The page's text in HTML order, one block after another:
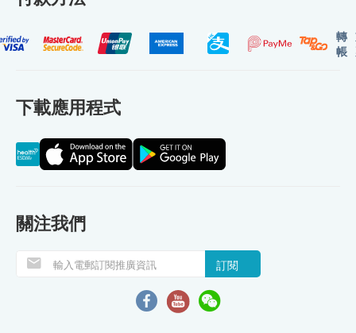
轉
帳
下載應用程式
關注我們
訂閱